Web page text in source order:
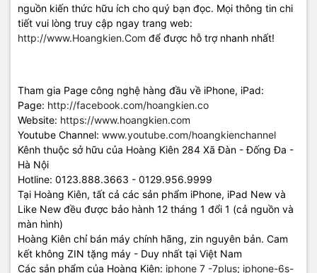
nguồn kiến thức hữu ích cho quý bạn đọc. Mọi thông tin chi
tiết vui lòng truy cập ngay trang web:
http://www.Hoangkien.Com để được hỗ trợ nhanh nhất!
Tham gia Page công nghệ hàng đầu về iPhone, iPad:
Page: http://facebook.com/hoangkien.co
Website: https://www.hoangkien.com
Youtube Channel: www.youtube.com/hoangkienchannel
Kênh thuộc sở hữu của Hoàng Kiên 284 Xã Đàn - Đống Đa -
Hà Nội
Hotline: 0123.888.3663 - 0129.956.9999
Tại Hoàng Kiên, tất cả các sản phẩm iPhone, iPad New và
Like New đều được bảo hành 12 tháng 1 đổi 1 (cả nguồn và
màn hình)
Hoàng Kiên chỉ bán máy chính hãng, zin nguyên bản. Cam
kết không ZIN tặng máy - Duy nhất tại Việt Nam
Các sản phẩm của Hoàng Kiên: iphone 7 -7plus; iphone-6s-